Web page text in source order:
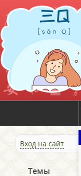
Вход на сайт
Темы